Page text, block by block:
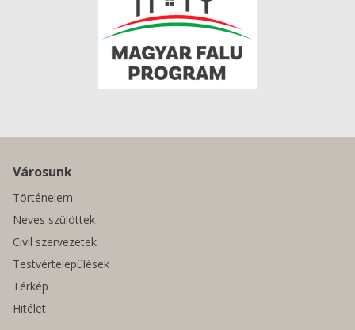
Városunk
Történelem
Neves szülöttek
Civil szervezetek
Testvértelepülések
Térkép
Hitélet